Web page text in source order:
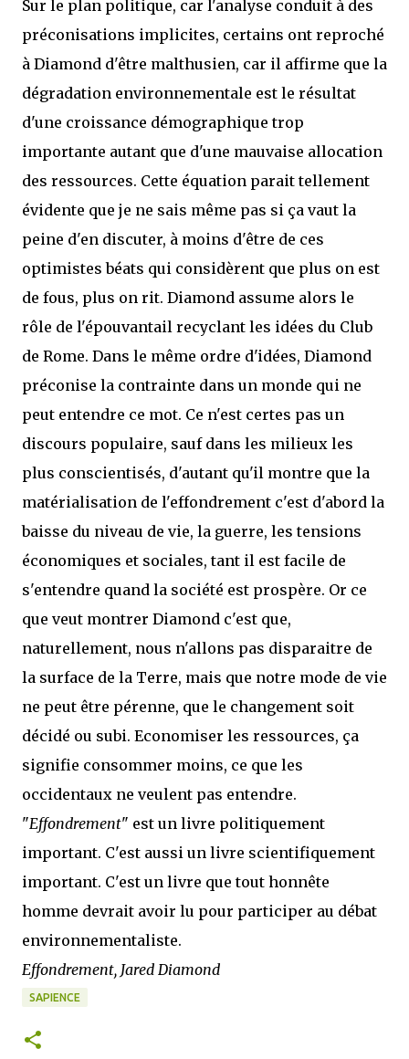
Sur le plan politique, car l'analyse conduit à des
préconisations implicites, certains ont reproché
à Diamond d'être malthusien, car il affirme que la
dégradation environnementale est le résultat
d'une croissance démographique trop
importante autant que d'une mauvaise allocation
des ressources. Cette équation parait tellement
évidente que je ne sais même pas si ça vaut la
peine d'en discuter, à moins d'être de ces
optimistes béats qui considèrent que plus on est
de fous, plus on rit. Diamond assume alors le
rôle de l'épouvantail recyclant les idées du Club
de Rome. Dans le même ordre d'idées, Diamond
préconise la contrainte dans un monde qui ne
peut entendre ce mot. Ce n'est certes pas un
discours populaire, sauf dans les milieux les
plus conscientisés, d'autant qu'il montre que la
matérialisation de l'effondrement c'est d'abord la
baisse du niveau de vie, la guerre, les tensions
économiques et sociales, tant il est facile de
s'entendre quand la société est prospère. Or ce
que veut montrer Diamond c'est que,
naturellement, nous n'allons pas disparaitre de
la surface de la Terre, mais que notre mode de vie
ne peut être pérenne, que le changement soit
décidé ou subi. Economiser les ressources, ça
signifie consommer moins, ce que les
occidentaux ne veulent pas entendre.
"Effondrement" est un livre politiquement
important. C'est aussi un livre scientifiquement
important. C'est un livre que tout honnête
homme devrait avoir lu pour participer au débat
environnementaliste.
Effondrement, Jared Diamond
SAPIENCE